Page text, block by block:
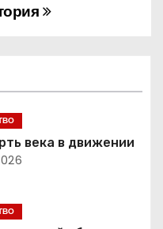
века в движении